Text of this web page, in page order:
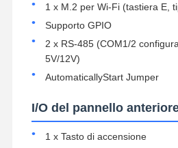
1 x M.2 per Wi-Fi (tastiera E,
Supporto GPIO
2 x RS-485 (COM1/2
5V/12V)
AutomaticallyStart Jumper
I/O del pannello
1 x Tasto di accensione